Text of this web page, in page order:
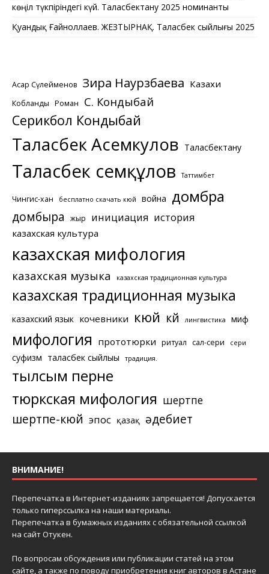
көңіл түкпіріндегі күй. Таласбектану 2025 номинанты
Қуандық Ғайноллаев. ЖЕЗТЫРНАҚ. Таласбек сыйлығы 2025
Асқар Сүлейменов Зира Наурзбаева Казахи
Кобланды Роман С. Кондыбай
Серикбол Кондыбай
Таласбек Асемкулов Таласбектану
Таласбек Әсемқұлов Таттимбет
Чингис-хан бесплатно скачать кюй война домбра
домбыра жыр инициация история
казахская культура
казахская мифология
казахская музыка казахская традиционная культура
казахская традиционная музыка
казахский язык кочевники кюй күй лингвистика миф
мифология прототюрки ритуал сал-сери сери
суфизм таласбек сыйлығы традиция.
тылсым перне
тюркская мифология шертпе
шертпе-кюй эпос қазақ әдебиет
ВНИМАНИЕ!
Перепечатка в Интернет-изданиях запрещается! Допускается
только гиперссылка на наши материалы.
Перепечатка в бумажных изданиях с обязательной ссылкой
на сайт Отукен.
По вопросам обсуждения или публикации статей на этом
сайте, а также по поводу приобретения книг авторов в Астане